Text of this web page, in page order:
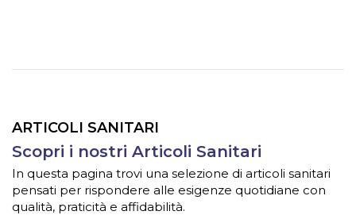
ARTICOLI SANITARI
Scopri i nostri Articoli Sanitari
In questa pagina trovi una selezione di articoli sanitari
pensati per rispondere alle esigenze quotidiane con
qualità, praticità e affidabilità.